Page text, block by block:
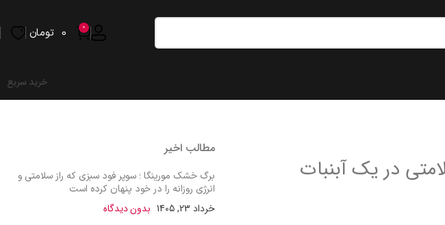
0
0 تومان
خرید سریع
مطالب اخیر
برگ خشک مورینگا ؛ سوپر فود سبزی که راز سلامتی و
انرژی روزانه را در خود پنهان کرده است
خرداد 23, 1405 بدون دیدگاه